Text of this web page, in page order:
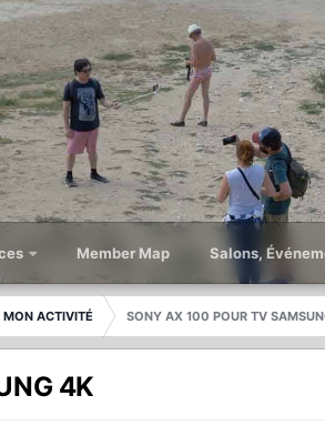
Member Map Salons,
MON ACTIVITÉ SONY AX 100 POUR TV
4K